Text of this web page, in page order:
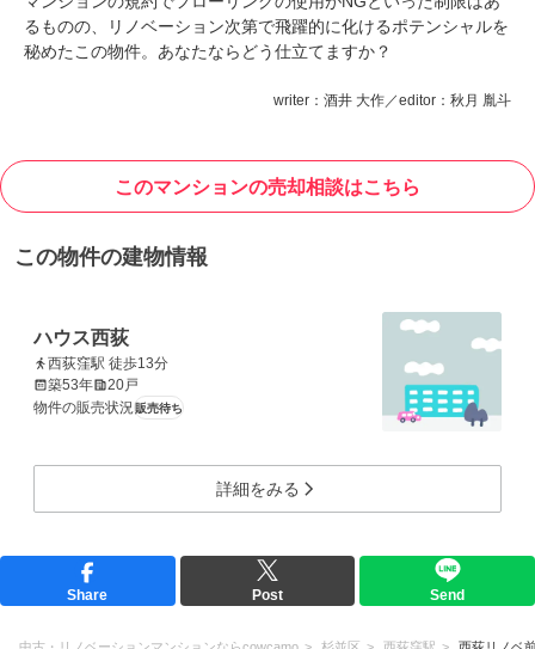
るものの、リノベーション次第で飛躍的に化けるポテンシャルを
秘めたこの物件。あなたならどう仕立てますか？
writer：酒井 大作／editor：秋月 胤斗
このマンションの売却相談はこちら
この物件の建物情報
ハウス西荻
西荻窪駅 徒歩13分
築53年
20戸
物件の販売状況販売待ち
詳細をみる
Share Post Send